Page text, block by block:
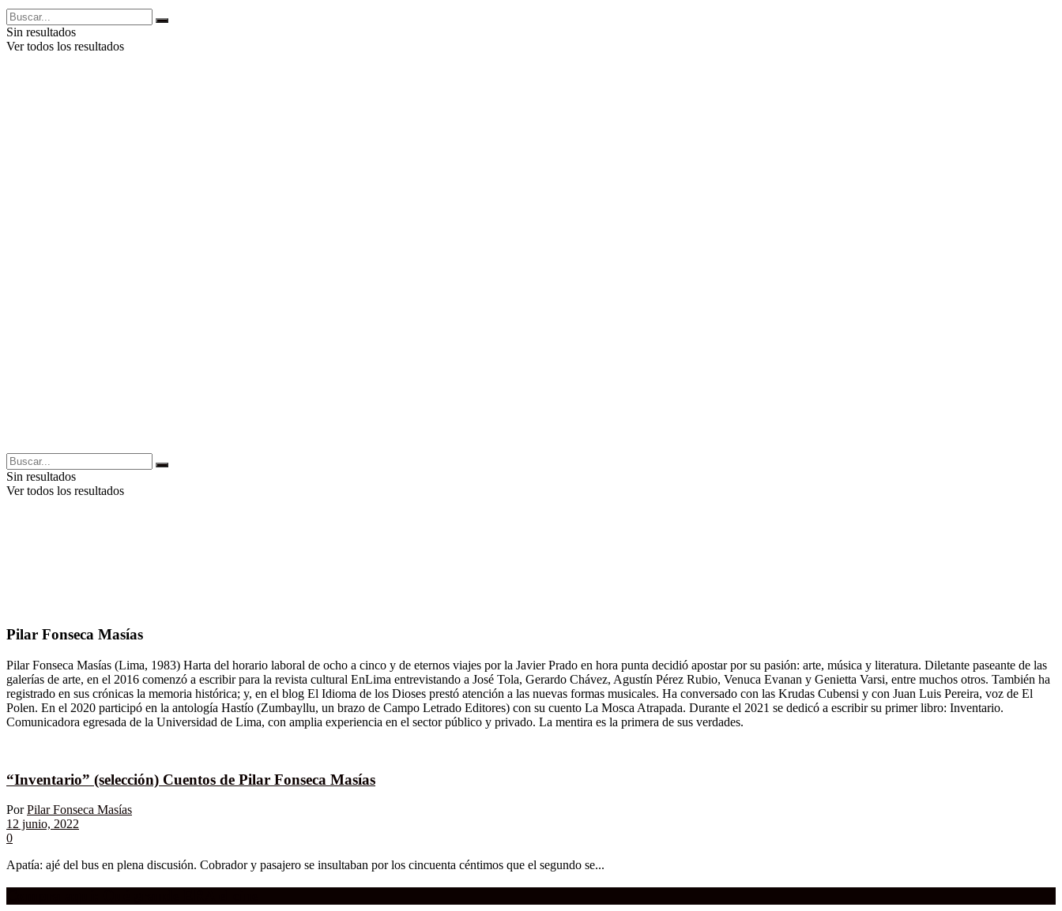
Sin resultados
Ver todos los resultados
Sin resultados
Ver todos los resultados
Pilar Fonseca Masías
Pilar Fonseca Masías (Lima, 1983) Harta del horario laboral de ocho a cinco y de eternos viajes por la Javier Prado en hora punta decidió apostar por su pasión: arte, música y literatura. Diletante paseante de las
galerías de arte, en el 2016 comenzó a escribir para la revista cultural EnLima entrevistando a José Tola, Gerardo Chávez, Agustín Pérez Rubio, Venuca Evanan y Genietta Varsi, entre muchos otros. También ha
registrado en sus crónicas la memoria histórica; y, en el blog El Idioma de los Dioses prestó atención a las nuevas formas musicales. Ha conversado con las Krudas Cubensi y con Juan Luis Pereira, voz de El
Polen. En el 2020 participó en la antología Hastío (Zumbayllu, un brazo de Campo Letrado Editores) con su cuento La Mosca Atrapada. Durante el 2021 se dedicó a escribir su primer libro: Inventario.
Comunicadora egresada de la Universidad de Lima, con amplia experiencia en el sector público y privado. La mentira es la primera de sus verdades.
“Inventario” (selección) Cuentos de Pilar Fonseca Masías
Por Pilar Fonseca Masías
12 junio, 2022
0
Apatía: ajé del bus en plena discusión. Cobrador y pasajero se insultaban por los cincuenta céntimos que el segundo se...